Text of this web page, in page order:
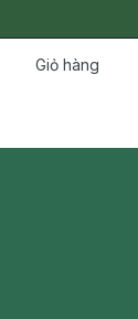
Giỏ hàng